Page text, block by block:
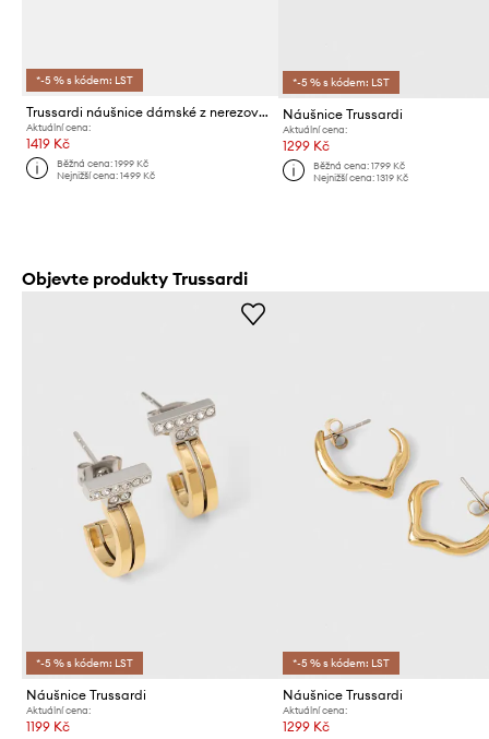
*-5 % s kódem: LST
Trussardi náušnice dámské z nerezové oceli T-BOLD
Aktuální cena:
1419 Kč
Běžná cena:1999 Kč
Nejnižší cena:1499 Kč
*-5 % s kódem: LST
Náušnice Trussardi
Aktuální cena:
1299 Kč
Běžná cena: 1799 Kč
Nejnižší cena: 1319 Kč
Objevte produkty Trussardi
*-5 % s kódem: LST
Náušnice Trussardi
Aktuální cena:
1199 Kč
*-5 % s kódem: LST
Náušnice Trussardi
Aktuální cena:
1299 Kč